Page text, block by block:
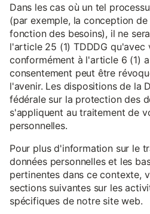
Dans les cas où un tel
(par exemple, la conception
fonction des besoins), il ne
l'article 25 (1) TDDDG qu'avec
conformément à l'article 6 (1) a
consentement peut être
l'avenir. Les dispositions de la
fédérale sur la protection des
s'appliquent au traitement de
personnelles.
Pour plus d'information sur le
données personnelles et les
pertinentes dans ce contexte,
sections suivantes sur les
spécifiques de notre site web.